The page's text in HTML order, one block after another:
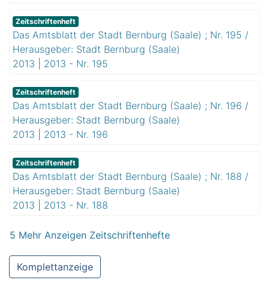
Zeitschriftenheft
Das Amtsblatt der Stadt Bernburg (Saale) ; Nr. 195 /
Herausgeber: Stadt Bernburg (Saale)
2013
2013 - Nr. 195
Zeitschriftenheft
Das Amtsblatt der Stadt Bernburg (Saale) ; Nr. 196 /
Herausgeber: Stadt Bernburg (Saale)
2013
2013 - Nr. 196
Zeitschriftenheft
Das Amtsblatt der Stadt Bernburg (Saale) ; Nr. 188 /
Herausgeber: Stadt Bernburg (Saale)
2013
2013 - Nr. 188
5 Mehr Anzeigen Zeitschriftenhefte
Komplettanzeige